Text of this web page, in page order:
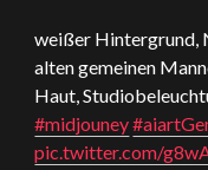
weißer Hintergrund,
alten gemeinen
Haut,
#midjouney
pic.twitter.com/